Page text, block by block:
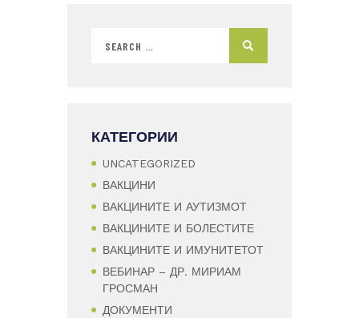
КАТЕГОРИИ
UNCATEGORIZED
ВАКЦИНИ
ВАКЦИНИТЕ И АУТИЗМОТ
ВАКЦИНИТЕ И БОЛЕСТИТЕ
ВАКЦИНИТЕ И ИМУНИТЕТОТ
ВЕБИНАР – ДР. МИРИАМ
ГРОСМАН
ДОКУМЕНТИ